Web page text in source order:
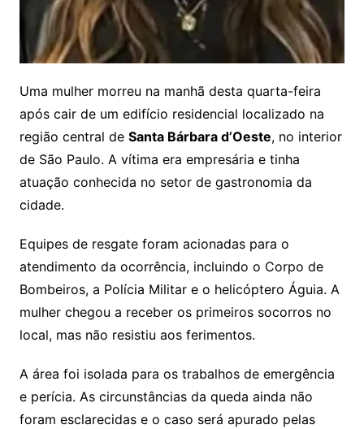
Uma mulher morreu na manhã desta quarta-feira
após cair de um edifício residencial localizado na
região central de Santa Bárbara d’Oeste, no interior
de São Paulo. A vítima era empresária e tinha
atuação conhecida no setor de gastronomia da
cidade.
Equipes de resgate foram acionadas para o
atendimento da ocorrência, incluindo o Corpo de
Bombeiros, a Polícia Militar e o helicóptero Águia. A
mulher chegou a receber os primeiros socorros no
local, mas não resistiu aos ferimentos.
A área foi isolada para os trabalhos de emergência
e perícia. As circunstâncias da queda ainda não
foram esclarecidas e o caso será apurado pelas